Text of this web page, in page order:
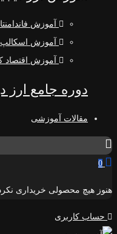
آموزش
آموزش اسکالپ
آموزش اقتصاد
دوره جامع ارز
مقالات آموزشی
0
هنوز هیچ محصولی خریداری
حساب کاربری